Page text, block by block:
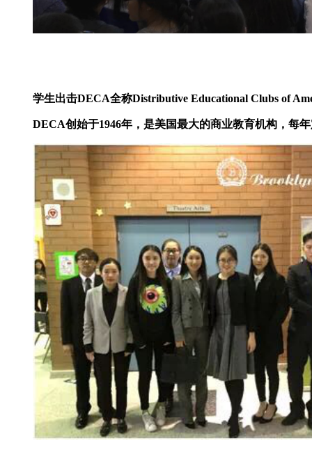
学生出击DECA全称Distributive Educational Clubs of
DECA创始于1946年，是美国最大的商业教育机构，每